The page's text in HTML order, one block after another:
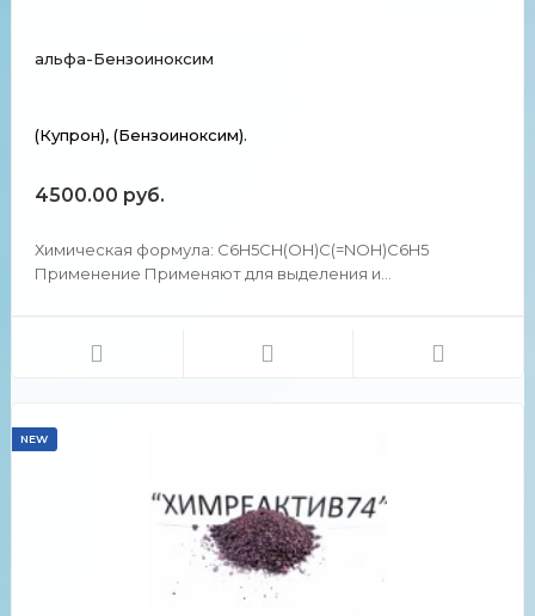
альфа-Бензоиноксим
(Купрон), (Бензоиноксим).
4500.00 руб.
Химическая формула: C6H5CH(OH)C(=NOH)C6H5
Применение Применяют для выделения и
особенно при микроопределениях. Химические и
NEW